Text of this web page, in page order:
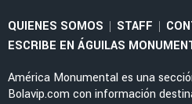
LEAGUES CUP 2026